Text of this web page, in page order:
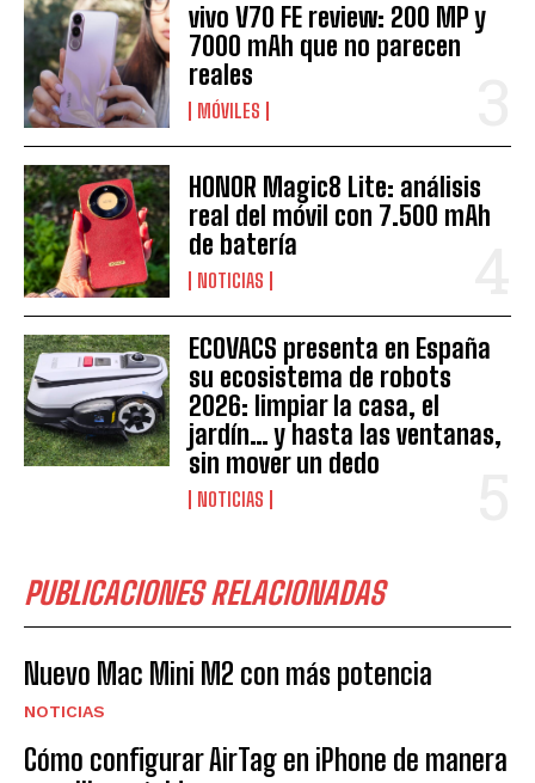
vivo V70 FE review: 200 MP y
7000 mAh que no parecen
reales
MÓVILES
HONOR Magic8 Lite: análisis
real del móvil con 7.500 mAh
de batería
NOTICIAS
ECOVACS presenta en España
su ecosistema de robots
2026: limpiar la casa, el
jardín… y hasta las ventanas,
sin mover un dedo
NOTICIAS
PUBLICACIONES RELACIONADAS
Nuevo Mac Mini M2 con más potencia
NOTICIAS
Cómo configurar AirTag en iPhone de manera